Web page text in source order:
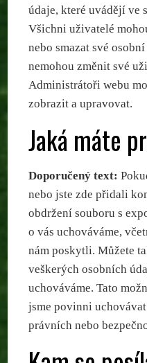
údaje, které uvádějí ve
Všichni uživatelé
nebo smazat své
nemohou změnit své
Administrátoři webu
zobrazit a upravovat.
Jaká máte
Doporučený text:
nebo jste zde přidali
obdržení souboru s
o vás uchováváme,
nám poskytli. Můžete
veškerých osobních
uchováváme. Tato
jsme povinni
právních nebo